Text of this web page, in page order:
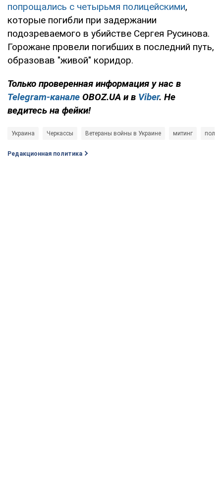
попрощались с четырьмя полицейскими,
которые погибли при задержании
подозреваемого в убийстве Сергея Русинова.
Горожане провели погибших в последний путь,
образовав "живой" коридор.
Только проверенная информация у нас в
Telegram-канале OBOZ.UA и в Viber. Не
ведитесь на фейки!
Украина Черкассы Ветераны войны в Украине митинг
Редакционная политика